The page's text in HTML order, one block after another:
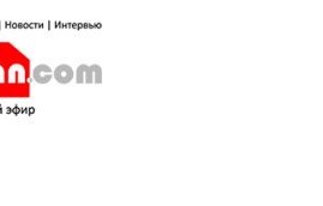
война
включая события в Новороссии, ДНР,